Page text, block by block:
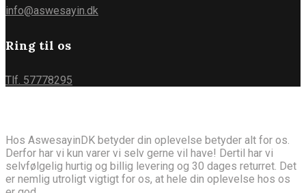
info@aswesayin.dk
Ring til os
Tlf. 57778295
Hos AswesayinDK betyder din oplevelse betyder alt for os.
Derfor har vi kun varer vi selv gerne vil have! Dertil har vi
selvfølgelig hurtig og billig levering og 30 dages returret. Det
er nemlig utroligt vigtigt for os, at hele din oplevelse hos os